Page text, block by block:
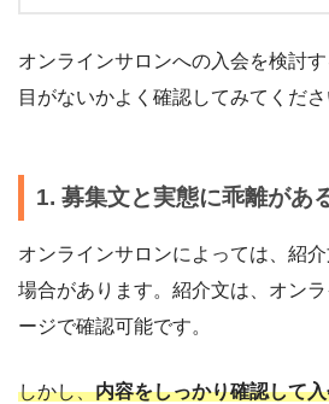
オンラインサロンへの入会を検討
目がないかよく確認してみてくださ
1. 募集文と実態に乖離があ
オンラインサロンによっては、紹
場合があります。紹介文は、オン
ージで確認可能です。
しかし、内容をしっかり確認して